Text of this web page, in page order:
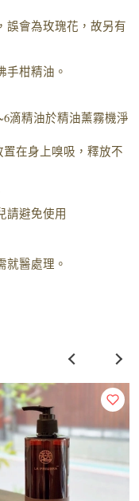
誤會為玫瑰花，故另有
柑精油。
滴精油於精油薰霧機淨
在身上嗅吸，釋放不
請避免使用
醫處理。